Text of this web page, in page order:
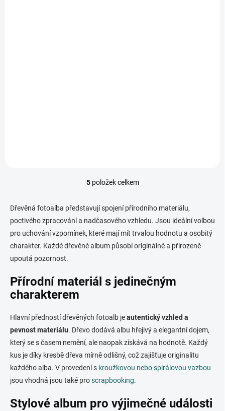
O
l
á
d
a
c
v
ý
p
i
s
u
5položek celkem
Dřevěná fotoalba představují spojení přírodního materiálu,
poctivého zpracování a nadčasového vzhledu. Jsou ideální volbou
pro uchování vzpomínek, které mají mít trvalou hodnotu a osobitý
charakter. Každé dřevěné album působí originálně a přirozeně
upoutá pozornost.
Přírodní materiál s jedinečným
charakterem
Hlavní předností dřevěných fotoalb jeautentický vzhled a
pevnost materiálu. Dřevo dodává albu hřejivý a elegantní dojem,
který se s časem nemění, ale naopak získává na hodnotě. Každý
kus je díky kresbě dřeva mírně odlišný, což zajišťuje originalitu
každého alba. V provedení s kroužkovou nebo spirálovou vazbou
jsou vhodná jsou také proscrapbooking.
Stylové album pro výjimečné události